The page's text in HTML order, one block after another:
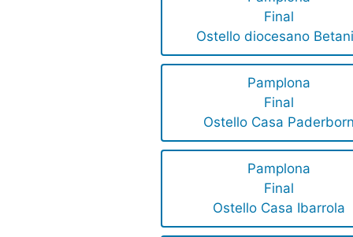
Final
Ostello diocesano
Pamplona
Final
Ostello Casa Paderborn
Pamplona
Final
Ostello Casa Ibarrola